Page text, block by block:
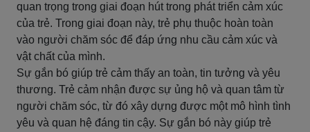
quan trọng trong giai đoạn hút trong phát triển cảm xúc
của trẻ. Trong giai đoạn này, trẻ phụ thuộc hoàn toàn
vào người chăm sóc để đáp ứng nhu cầu cảm xúc và
vật chất của mình.
Sự gắn bó giúp trẻ cảm thấy an toàn, tin tưởng và yêu
thương. Trẻ cảm nhận được sự ủng hộ và quan tâm từ
người chăm sóc, từ đó xây dựng được một mô hình tình
yêu và quan hệ đáng tin cậy. Sự gắn bó này giúp trẻ